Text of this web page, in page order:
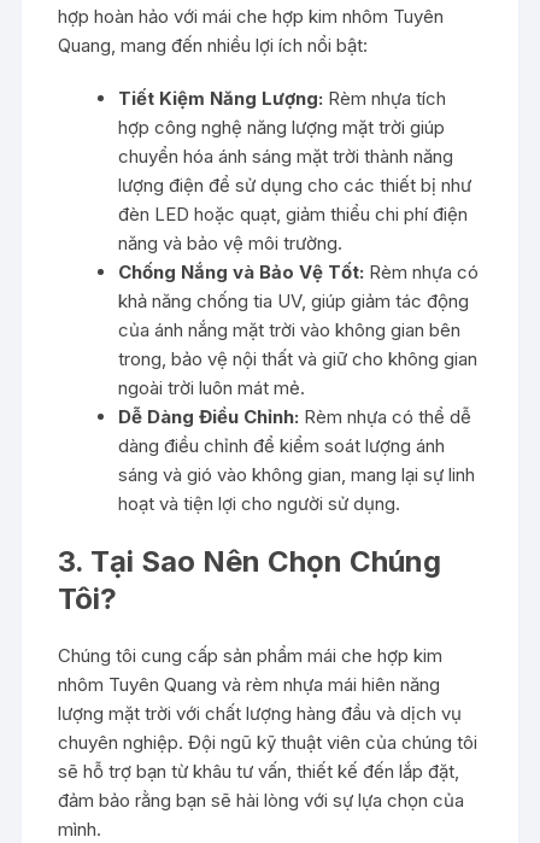
hợp hoàn hảo với mái che hợp kim nhôm Tuyên
Quang, mang đến nhiều lợi ích nổi bật:
Tiết Kiệm Năng Lượng: Rèm nhựa tích
hợp công nghệ năng lượng mặt trời giúp
chuyển hóa ánh sáng mặt trời thành năng
lượng điện để sử dụng cho các thiết bị như
đèn LED hoặc quạt, giảm thiểu chi phí điện
năng và bảo vệ môi trường.
Chống Nắng và Bảo Vệ Tốt: Rèm nhựa có
khả năng chống tia UV, giúp giảm tác động
của ánh nắng mặt trời vào không gian bên
trong, bảo vệ nội thất và giữ cho không gian
ngoài trời luôn mát mẻ.
Dễ Dàng Điều Chỉnh: Rèm nhựa có thể dễ
dàng điều chỉnh để kiểm soát lượng ánh
sáng và gió vào không gian, mang lại sự linh
hoạt và tiện lợi cho người sử dụng.
3. Tại Sao Nên Chọn Chúng
Tôi?
Chúng tôi cung cấp sản phẩm mái che hợp kim
nhôm Tuyên Quang và rèm nhựa mái hiên năng
lượng mặt trời với chất lượng hàng đầu và dịch vụ
chuyên nghiệp. Đội ngũ kỹ thuật viên của chúng tôi
sẽ hỗ trợ bạn từ khâu tư vấn, thiết kế đến lắp đặt,
đảm bảo rằng bạn sẽ hài lòng với sự lựa chọn của
mình.